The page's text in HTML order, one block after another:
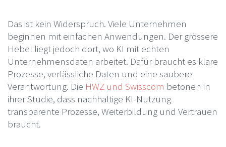
Das ist kein Widerspruch. Viele Unternehmen
beginnen mit einfachen Anwendungen. Der grössere
Hebel liegt jedoch dort, wo KI mit echten
Unternehmensdaten arbeitet. Dafür braucht es klare
Prozesse, verlässliche Daten und eine saubere
Verantwortung. Die HWZ und Swisscom betonen in
ihrer Studie, dass nachhaltige KI-Nutzung
transparente Prozesse, Weiterbildung und Vertrauen
braucht.